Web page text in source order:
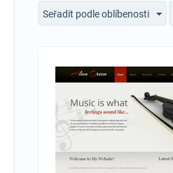
Seřadit podle oblíbenosti